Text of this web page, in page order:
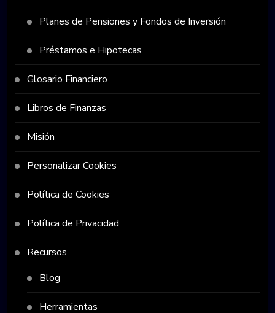
Planes de Pensiones y Fondos de Inversión
Préstamos e Hipotecas
Glosario Financiero
Libros de Finanzas
Misión
Personalizar Cookies
Política de Cookies
Política de Privacidad
Recursos
Blog
Herramientas